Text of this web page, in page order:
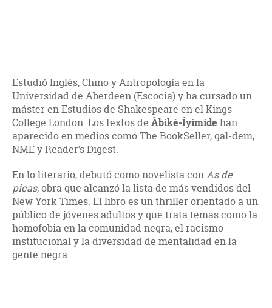
Estudió Inglés, Chino y Antropología en la
Universidad de Aberdeen (Escocia) y ha cursado un
máster en Estudios de Shakespeare en el Kings
College London. Los textos de Àbíké-Íyímíde han
aparecido en medios como The BookSeller, gal-dem,
NME y Reader’s Digest.
En lo literario, debutó como novelista conAs de
picas, obra que alcanzó la lista de más vendidos del
New York Times. El libro es un thriller orientado a un
público de jóvenes adultos y que trata temas como la
homofobia en la comunidad negra, el racismo
institucional y la diversidad de mentalidad en la
gente negra.